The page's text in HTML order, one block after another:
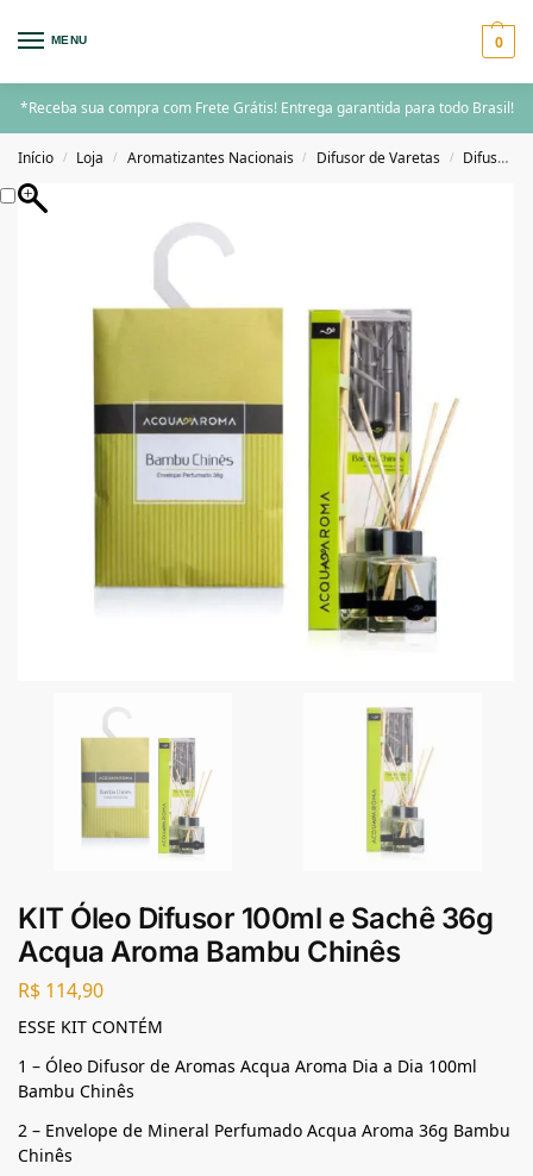
MENU 0
*Receba sua compra com Frete Grátis! Entrega garantida para todo Brasil!
Início / Loja / Aromatizantes Nacionais / Difusor de Varetas / Difusor de Varetas 100ml
KIT Óleo Difusor 100ml e Sachê 36g
Acqua Aroma Bambu Chinês
R$ 114,90
ESSE KIT CONTÉM
1 – Óleo Difusor de Aromas Acqua Aroma Dia a Dia 100ml
Bambu Chinês
2 – Envelope de Mineral Perfumado Acqua Aroma 36g Bambu
Chinês